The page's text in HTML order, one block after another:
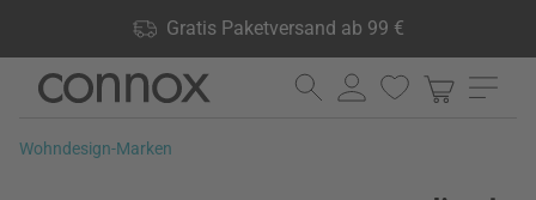
Gratis Paketversand ab 99 €
lagernd, 60 Tage Rückgaberecht
Direkt
Seiteninhalt
Direkt
Suchfeld
Wohndesign-Marken